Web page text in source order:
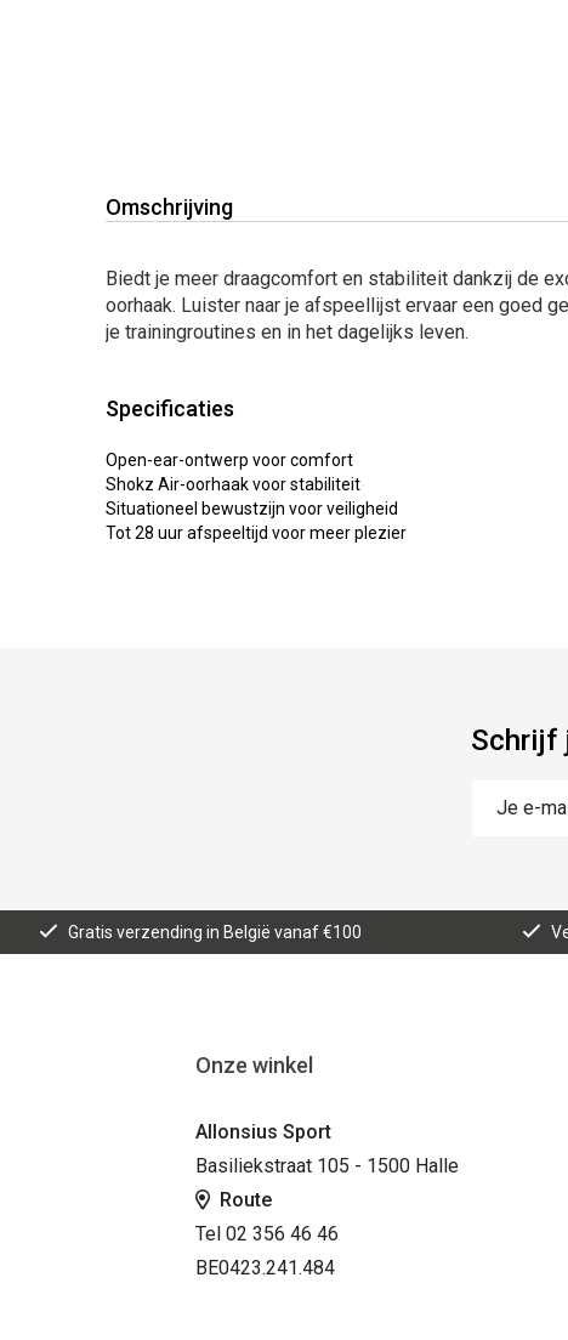
Omschrijving
Biedt je meer draagcomfort en stabiliteit dankzij de
oorhaak. Luister naar je afspeellijst ervaar een goed
je trainingroutines en in het dagelijks leven.
Specificaties
Open-ear-ontwerp voor comfort
Shokz Air-oorhaak voor stabiliteit
Situationeel bewustzijn voor veiligheid
Tot 28 uur afspeeltijd voor meer plezier
Schrijf
Gratis verzending in België vanaf €100
Onze winkel
Allonsius Sport
Basiliekstraat 105 - 1500 Halle
Route
Tel 02 356 46 46
BE0423.241.484